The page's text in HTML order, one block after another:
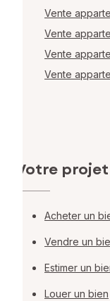
Vente
Vente
Vente
Vente
Votre
Acheter un
Vendre un
Estimer un
Louer un bien